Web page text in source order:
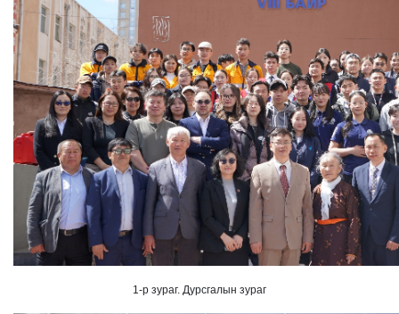
1-р зураг. Дурсгалын зураг